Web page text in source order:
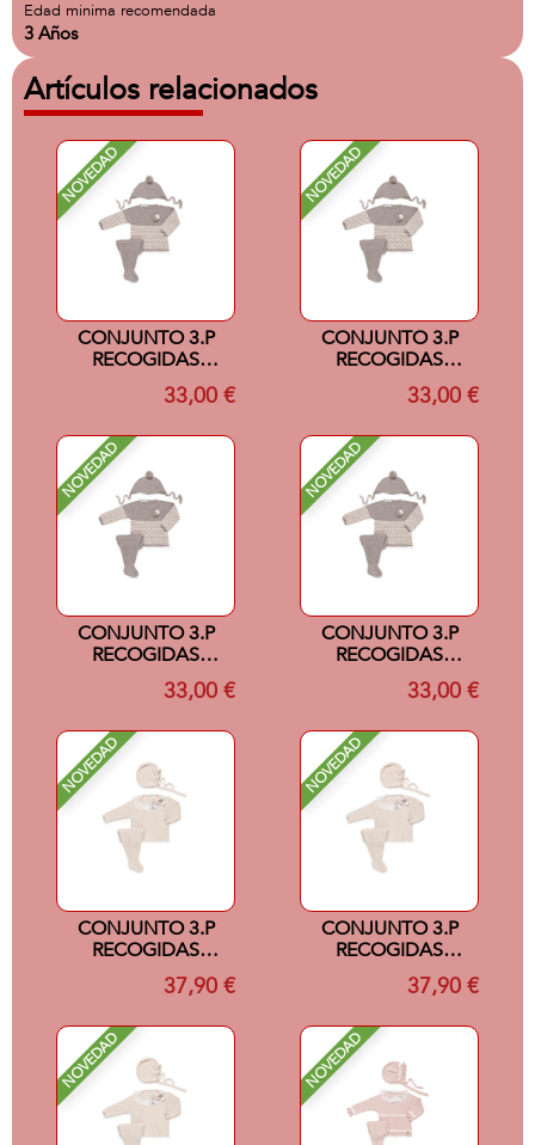
Edad minima recomendada
3 Años
Artículos relacionados
NOVEDAD
CONJUNTO 3.P
RECOGIDAS
COLOR
VISON/CREMA 0M
33,00 €
NOVEDAD
CONJUNTO 3.P
RECOGIDAS
COLOR
VISON/CREMA 1M
33,00 €
NOVEDAD
CONJUNTO 3.P
RECOGIDAS
COLOR
VISON/CREMA 3M
33,00 €
NOVEDAD
CONJUNTO 3.P
RECOGIDAS
COLOR
VISON/CREMA 6M
33,00 €
NOVEDAD
CONJUNTO 3.P
RECOGIDAS
PUNTILLA CREMA
37,90 €
NOVEDAD
CONJUNTO 3.P
RECOGIDAS
PUNTILLA CREMA
37,90 €
NOVEDAD NOVEDAD